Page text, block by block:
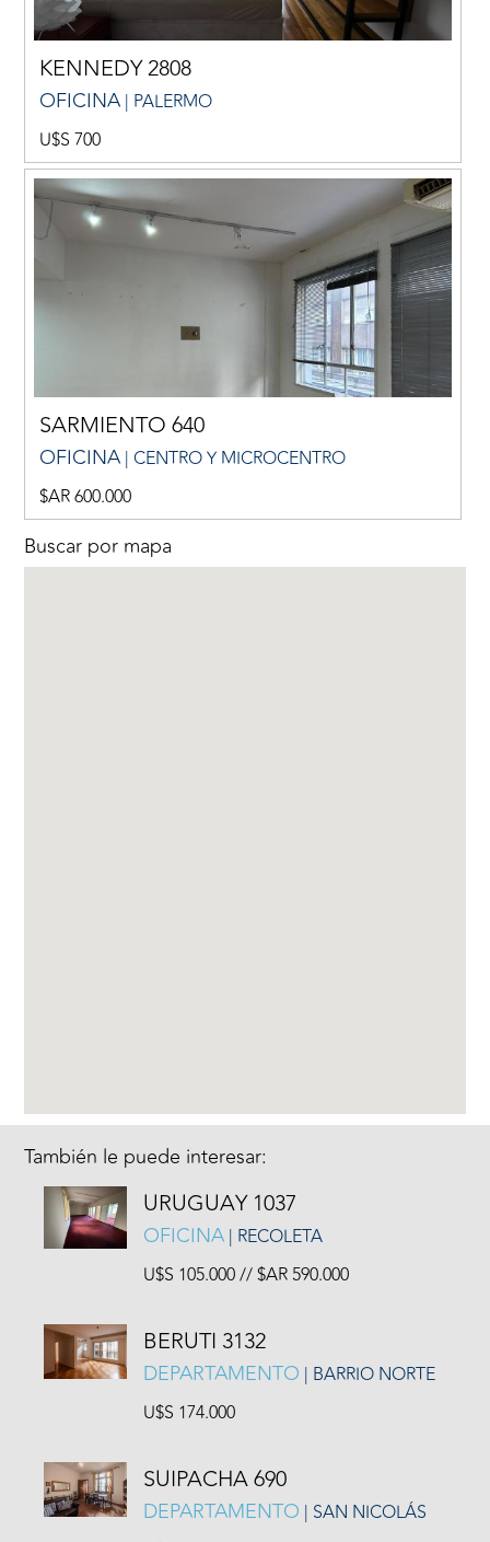
KENNEDY 2808
OFICINA | PALERMO
U$S 700
SARMIENTO 640
OFICINA | CENTRO Y MICROCENTRO
$AR 600.000
Buscar por mapa
También le puede interesar:
URUGUAY 1037
OFICINA| RECOLETA
U$S 105.000 // $AR 590.000
BERUTI 3132
DEPARTAMENTO | BARRIO NORTE
U$S 174.000
SUIPACHA 690
DEPARTAMENTO | SAN NICOLÁS